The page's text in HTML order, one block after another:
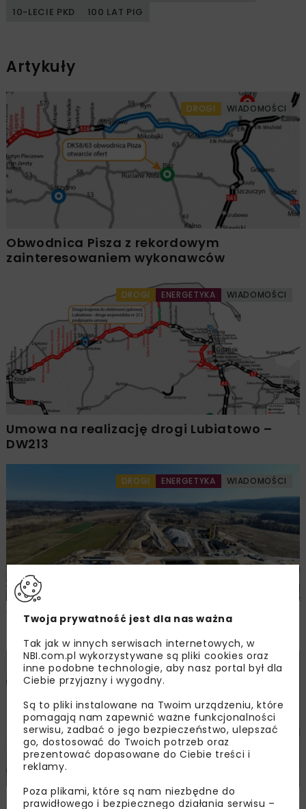
10-LECIE PKD
100 LAT PIG
Artykuły
DROGI WIADOMOŚCI
Obwodnica Pisza z rekordowym
zainteresowaniem wykonawców
DROGI ENERGETYKA WIADOMOŚCI
Umowa na realizację drogi Lubiatowo –
DW213
DROGI ENERGETYKA WIADOMOŚCI
Wybrano wykonawcę pierwszego odcinka
drogi do elektrowni jądrowej
DROGI MOSTY WIADOMOŚCI
Umowa na budowę obwodnicy Witomina
Twoja prywatność jest dla nas ważna
Tak jak w innych serwisach internetowych, w
NBI.com.pl wykorzystywane są pliki cookies oraz
inne podobne technologie, aby nasz portal był dla
Ciebie przyjazny i wygodny.
Są to pliki instalowane na Twoim urządzeniu, które
pomagają nam zapewnić ważne funkcjonalności
serwisu, zadbać o jego bezpieczeństwo, ulepszać
go, dostosować do Twoich potrzeb oraz
prezentować dopasowane do Ciebie treści i
reklamy.
Poza plikami, które są nam niezbędne do
prawidłowego i bezpiecznego działania serwisu –